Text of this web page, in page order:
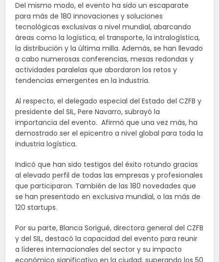
Del mismo modo, el evento ha sido un escaparate
para más de 180 innovaciones y soluciones
tecnológicas exclusivas a nivel mundial, abarcando
áreas como la logística, el transporte, la intralogística,
la distribución y la última milla. Además, se han llevado
a cabo numerosas conferencias, mesas redondas y
actividades paralelas que abordaron los retos y
tendencias emergentes en la industria.
Al respecto, el delegado especial del Estado del CZFB y
presidente del SIL, Pere Navarro, subrayó la
importancia del evento. Afirmó que una vez más, ha
demostrado ser el epicentro a nivel global para toda la
industria logística.
Indicó que han sido testigos del éxito rotundo gracias
al elevado perfil de todas las empresas y profesionales
que participaron. También de las 180 novedades que
se han presentado en exclusiva mundial, o las más de
120 startups.
Por su parte, Blanca Sorigué, directora general del CZFB
y del SIL, destacó la capacidad del evento para reunir
a líderes internacionales del sector y su impacto